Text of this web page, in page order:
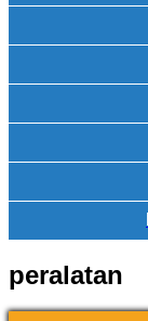
peralatan